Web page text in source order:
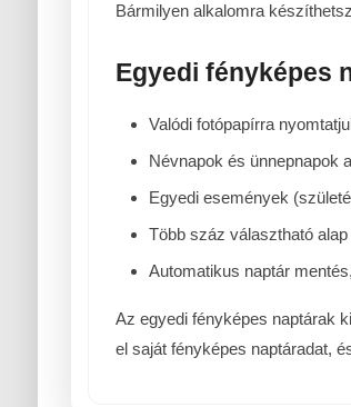
Bármilyen alkalomra
Egyedi fényképes
Valódi fotópapírra
Névnapok és ünnepnapok
Egyedi események
Több száz választható
Automatikus naptár
Az egyedi fényképes naptárak
el saját fényképes naptáradat,